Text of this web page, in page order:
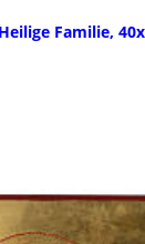
Familie,